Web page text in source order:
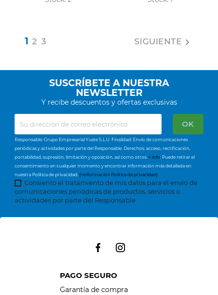
123 SIGUIENTE 
SUSCRÍBETE A NUESTRA
NEWSLETTER
Y recibe descuentos y ofertas exclusivas
Responsable: Grupo Empresarial Yuste S.L.U. Finalidad: Envío de comunicaciones
periódicas y actividades por parte del Responsable. Derechos: acceso, rectificación,
portabilidad, supresión, limitación y oposición, así como otros. + info: Puede retirar el
consentimiento en cualquier momento y encontrar información más detallada en
nuestra Política de privacidad. (+información Política de privacidad)
Consiento el tratamiento de mis datos para el envío de
comunicaciones periódicas de productos, servicios o
actividades por parte del Responsable
PAGO SEGURO
Garantía de compra